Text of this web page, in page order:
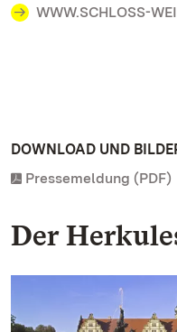
WWW.SCHLOSS-
DOWNLOAD UND
Pressemeldung (PDF)
Der